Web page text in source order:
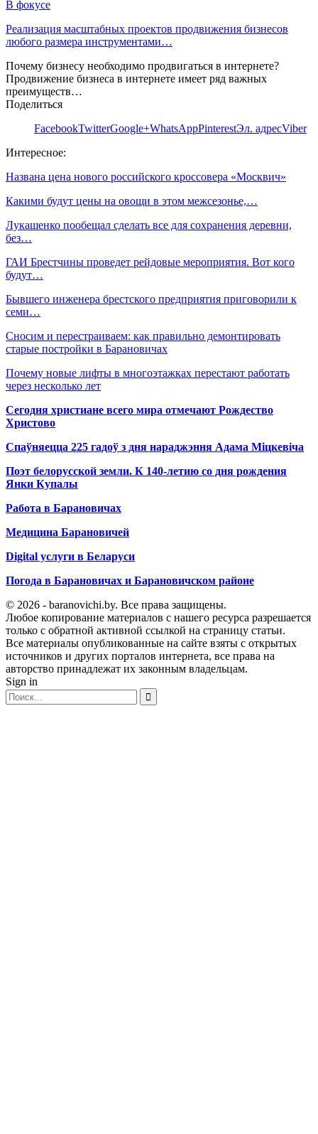
В фокусе
Реализация масштабных проектов продвижения бизнесов
любого размера инструментами…
Почему бизнесу необходимо продвигаться в интернете?
Продвижение бизнеса в интернете имеет ряд важных
преимуществ…
Поделиться
FacebookTwitterGoogle+WhatsAppPinterestЭл. адресViber
Интересное:
Названа цена нового российского кроссовера «Москвич»
Какими будут цены на овощи в этом межсезонье,…
Лукашенко пообещал сделать все для сохранения деревни,
без…
ГАИ Брестчины проведет рейдовые мероприятия. Вот кого
будут…
Бывшего инженера брестского предприятия приговорили к
семи…
Сносим и перестраиваем: как правильно демонтировать
старые постройки в Барановичах
Почему новые лифты в многоэтажках перестают работать
через несколько лет
Сегодня христиане всего мира отмечают Рождество
Христово
Спаўняецца 225 гадоў з дня нараджэння Адама Міцкевіча
Поэт белорусской земли. К 140-летию со дня рождения
Янки Купалы
Работа в Барановичах
Медицина Барановичей
Digital услуги в Беларуси
Погода в Барановичах и Барановичском районе
© 2026 - baranovichi.by. Все права защищены.
Любое копирование материалов с нашего ресурса разрешается
только с обратной активной ссылкой на страницу статьи.
Все материалы опубликованные на сайте взяты с открытых
источников и других порталов интернета, все права на
авторство принадлежат их законным владельцам.
Sign in